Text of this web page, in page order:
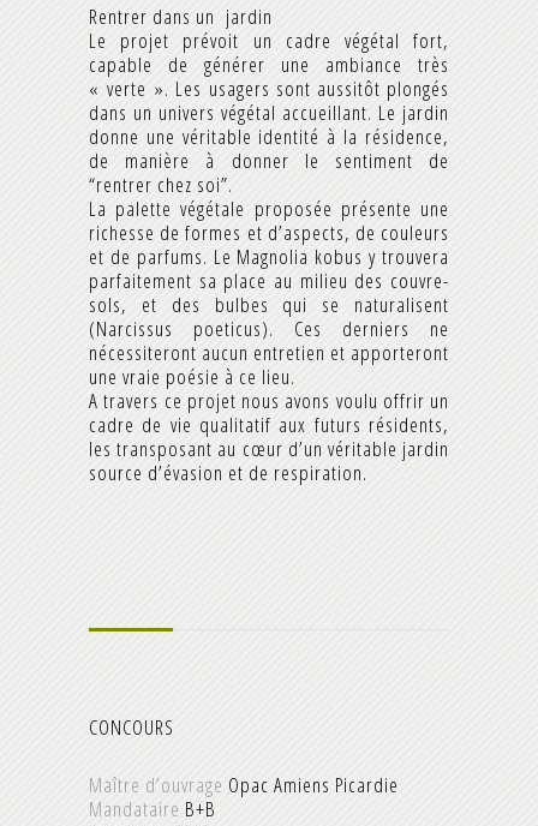
Rentrer dans un jardin
Le projet prévoit un cadre végétal fort,
capable de générer une ambiance très
« verte ». Les usagers sont aussitôt plongés
dans un univers végétal accueillant. Le jardin
donne une véritable identité à la résidence,
de manière à donner le sentiment de
“rentrer chez soi”.
La palette végétale proposée présente une
richesse de formes et d’aspects, de couleurs
et de parfums. Le Magnolia kobus y trouvera
parfaitement sa place au milieu des couvre-
sols, et des bulbes qui se naturalisent
(Narcissus poeticus). Ces derniers ne
nécessiteront aucun entretien et apporteront
une vraie poésie à ce lieu.
A travers ce projet nous avons voulu offrir un
cadre de vie qualitatif aux futurs résidents,
les transposant au cœur d’un véritable jardin
source d’évasion et de respiration.
CONCOURS
Maître d’ouvrage Opac Amiens Picardie
Mandataire B+B